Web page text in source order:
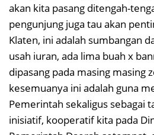
akan kita pasang ditengah-
pengunjung juga tau akan
Klaten, ini adalah sumbangan
usah iuran, ada lima buah x
dipasang pada masing masing
kesemuanya ini adalah guna
Pemerintah sekaligus sebagai
inisiatif, kooperatif kita pada